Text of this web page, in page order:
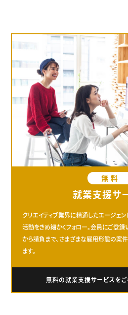
無料
就業支援サ
クリエイティブ業界に精通したエージェ
活動をきめ細かくフォロー。会員にご登録
から請負まで、さまざまな雇用形態の案
ます。
無料の就業支援サービスを